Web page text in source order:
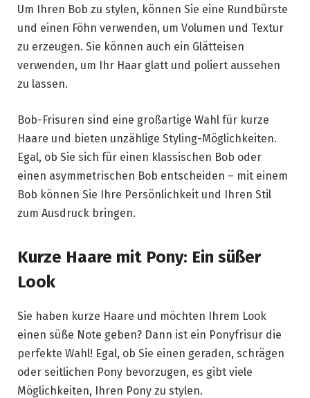
Um Ihren Bob zu stylen, können Sie eine Rundbürste
und einen Föhn verwenden, um Volumen und Textur
zu erzeugen. Sie können auch ein Glätteisen
verwenden, um Ihr Haar glatt und poliert aussehen
zu lassen.
Bob-Frisuren sind eine großartige Wahl für kurze
Haare und bieten unzählige Styling-Möglichkeiten.
Egal, ob Sie sich für einen klassischen Bob oder
einen asymmetrischen Bob entscheiden – mit einem
Bob können Sie Ihre Persönlichkeit und Ihren Stil
zum Ausdruck bringen.
Kurze Haare mit Pony: Ein süßer
Look
Sie haben kurze Haare und möchten Ihrem Look
einen süße Note geben? Dann ist ein Ponyfrisur die
perfekte Wahl! Egal, ob Sie einen geraden, schrägen
oder seitlichen Pony bevorzugen, es gibt viele
Möglichkeiten, Ihren Pony zu stylen.